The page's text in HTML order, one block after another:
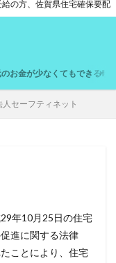
の方、佐賀県住宅確保要配
お金が少なくてもできるサ
セーフティネット
年10月25日の住宅
進に関する法律
ことにより、住宅